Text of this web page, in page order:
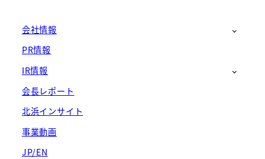
会社情報
PR情報
IR情報
会長レポート
北浜インサイト
事業動画
JP/EN